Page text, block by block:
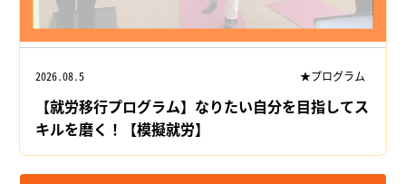
2026.08.5 ★プログラム
【就労移行プログラム】なりたい自分を目指してス
キルを磨く！【模擬就労】